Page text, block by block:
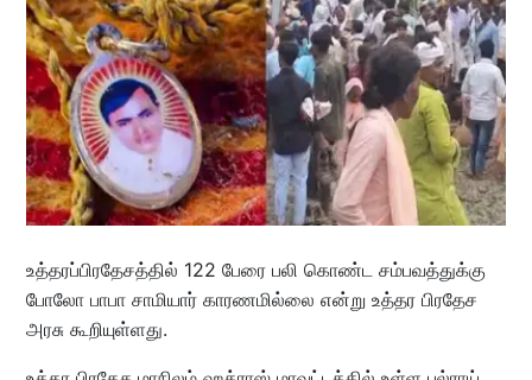
உத்தரப்பிரதேசத்தில் 122 பேரை பலி கொண்ட சம்பவத்துக்கு
போலோ பாபா சாமியார் காரணமில்லை என்று உத்தர பிரதேச
அரசு கூறியுள்ளது.